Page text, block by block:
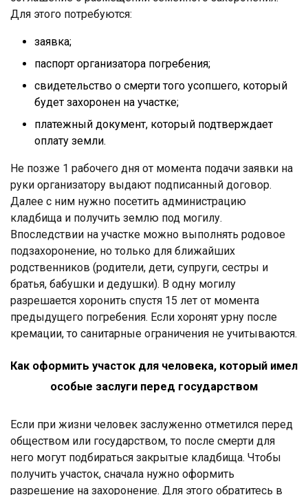
Для этого потребуются:
заявка;
паспорт организатора погребения;
свидетельство о смерти того усопшего, который
будет захоронен на участке;
платежный документ, который подтверждает
оплату земли.
Не позже 1 рабочего дня от момента подачи заявки на
руки организатору выдают подписанный договор.
Далее с ним нужно посетить администрацию
кладбища и получить землю под могилу.
Впоследствии на участке можно выполнять родовое
подзахоронение, но только для ближайших
родственников (родители, дети, супруги, сестры и
братья, бабушки и дедушки). В одну могилу
разрешается хоронить спустя 15 лет от момента
предыдущего погребения. Если хоронят урну после
кремации, то санитарные ограничения не учитываются.
Как оформить участок для человека, который имел
особые заслуги перед государством
Если при жизни человек заслуженно отметился перед
обществом или государством, то после смерти для
него могут подбираться закрытые кладбища. Чтобы
получить участок, сначала нужно оформить
разрешение на захоронение. Для этого обратитесь в